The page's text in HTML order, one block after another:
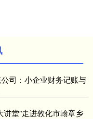
司：小企业财务记账与
堂”走进敦化市翰章乡